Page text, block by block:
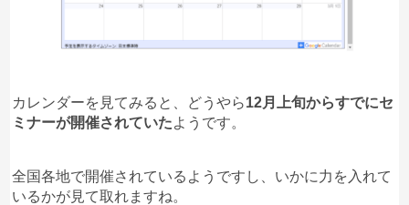
カレンダーを見てみると、どうやら12月上旬からすでにセ
ミナーが開催されていたようです。
全国各地で開催されているようですし、いかに力を入れて
いるかが見て取れますね。